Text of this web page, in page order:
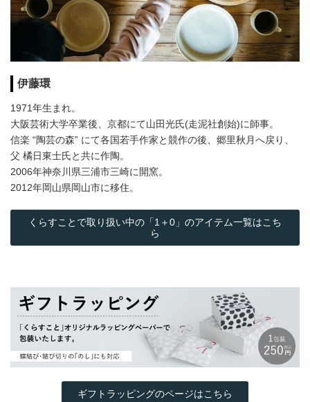
伊藤環
1971年生まれ。
大阪芸術大学卒業後、京都にて山田光氏(走泥社創始)に師事。
信楽 “陶芸の森” にて各国若手作家と競作の後、郷里秋月へ戻り、
父 橘日東士氏と共に作陶。
2006年神奈川県三浦市三崎に開窯。
2012年岡山県岡山市に移住。
くらすことで取り扱い中の「1＋0」のアイテム一覧はこち
ら
ギフトラッピングのページはこちら